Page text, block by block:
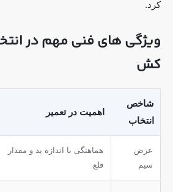
کرد.
ویژگی های فنی مهم در
کش
شاخص
انتخاب
اهمیت در تعمیر
عرض
سیم
هماهنگی با اندازه پد و مقدار
قلع